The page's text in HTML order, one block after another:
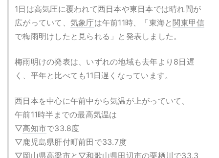
1日は高気圧に覆われて西日本や東日本では晴れ間が
広がっていて、 気象庁は午前11時、「東海と 関東甲信
で梅雨明けしたと見られる」と発表しました。
梅雨明けの発表は、いずれの地域も去年より8日遅
く、平年と比べても11日遅くなっています。
西日本を中心に午前中から気温が上がっていて、
午前11時半までの最高気温は
▽高知市で33.8度
▽鹿児島県肝付町前田で33.7度
▽岡山県高梁市と▽和歌山県田辺市の栗栖川で33.3